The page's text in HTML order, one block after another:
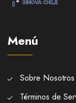
Menú
Sobre Nosotros
Términos de